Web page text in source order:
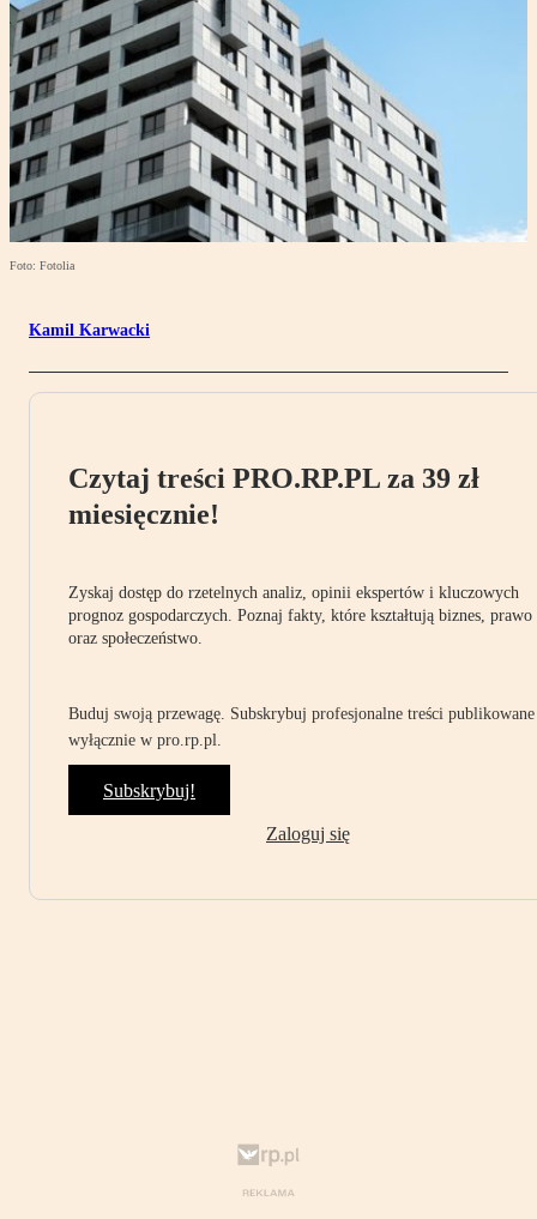
Foto: Fotolia
Kamil Karwacki
Czytaj treści PRO.RP.PL za 39 zł
miesięcznie!
Zyskaj dostęp do rzetelnych analiz, opinii ekspertów i kluczowych
prognoz gospodarczych. Poznaj fakty, które kształtują biznes, prawo
oraz społeczeństwo.
Buduj swoją przewagę. Subskrybuj profesjonalne treści publikowane
wyłącznie w pro.rp.pl.
Subskrybuj!
Zaloguj się